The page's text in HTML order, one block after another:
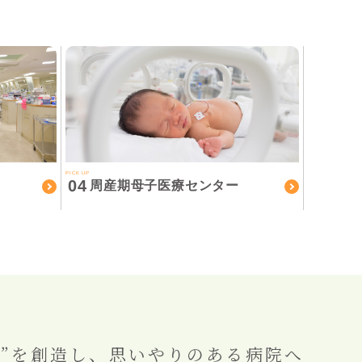
PICK UP
04 周産期母子医療センター
創造し、 思いやりのある病院へ